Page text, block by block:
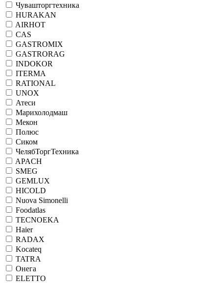
Чувашторгтехника
HURAKAN
AIRHOT
CAS
GASTROMIX
GASTRORAG
INDOKOR
ITERMA
RATIONAL
UNOX
Атеси
Марихолодмаш
Мекон
Полюс
Сиком
ЧелябТоргТехника
APACH
SMEG
GEMLUX
HICOLD
Nuova Simonelli
Foodatlas
TECNOEKA
Haier
RADAX
Kocateq
TATRA
Онега
ELETTO